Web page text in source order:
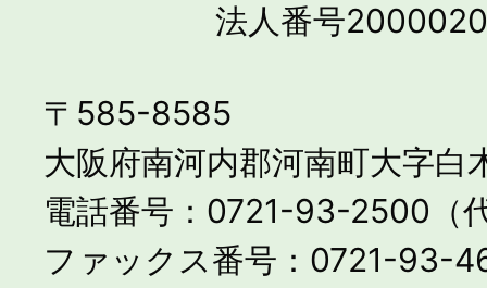
法人番号
〒585-8585
大阪府南河内郡河南町大字白
電話番号：0721-93-2500（
ファックス番号：0721-93-